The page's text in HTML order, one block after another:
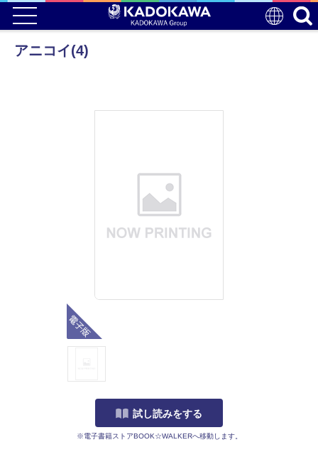
アニコイ(4)
試し読みをする
※電子書籍ストアBOOK☆WALKERへ移動します。